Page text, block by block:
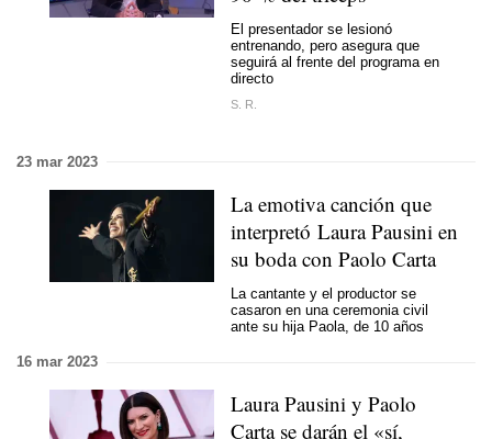
El presentador se lesionó
entrenando, pero asegura que
seguirá al frente del programa en
directo
S. R.
23 mar 2023
La emotiva canción que
interpretó Laura Pausini en
su boda con Paolo Carta
La cantante y el productor se
casaron en una ceremonia civil
ante su hija Paola, de 10 años
16 mar 2023
Laura Pausini y Paolo
Carta se darán el «sí,